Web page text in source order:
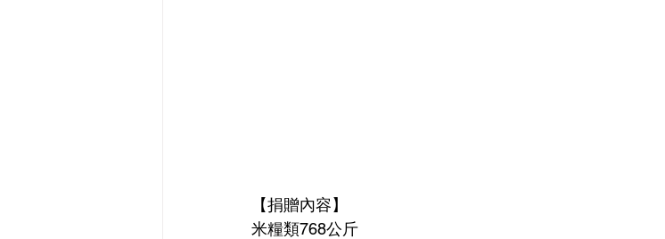
【捐贈內容】
米糧類768公斤